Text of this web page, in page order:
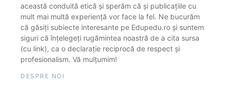
această conduită etică și sperăm că și publicațiile cu
mult mai multă experiență vor face la fel. Ne bucurăm
că găsiți subiecte interesante pe Edupedu.ro și suntem
siguri că înțelegeți rugămintea noastră de a cita sursa
(cu link), ca o declarație reciprocă de respect și
profesionalism. Vă mulțumim!
DESPRE NOI